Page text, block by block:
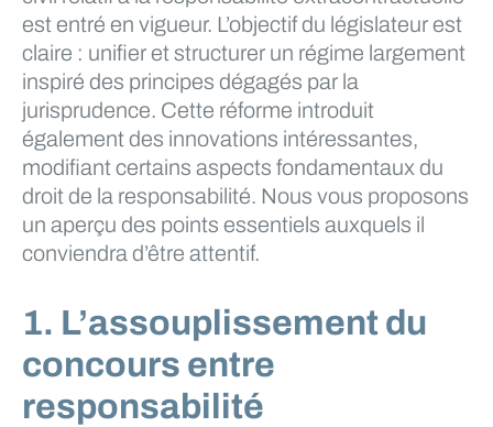
est entré en vigueur. L’objectif du législateur est
claire : unifier et structurer un régime largement
inspiré des principes dégagés par la
jurisprudence. Cette réforme introduit
également des innovations intéressantes,
modifiant certains aspects fondamentaux du
droit de la responsabilité. Nous vous proposons
un aperçu des points essentiels auxquels il
conviendra d’être attentif.
1. L’assouplissement du
concours entre
responsabilité